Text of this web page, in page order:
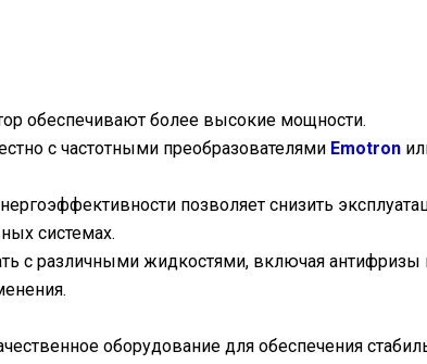
обеспечивают более высокие мощности.
с частотными преобразователями Emotron
позволяет снизить
системах.
с различными жидкостями, включая
оборудование для обеспечения